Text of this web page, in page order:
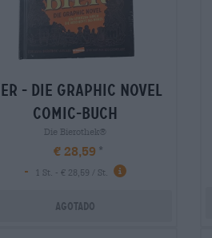
- die graphic novel
comic-buch
Die Bierothek®
€ 28,59
-
1 St. - € 28,59 / St.
Agotado